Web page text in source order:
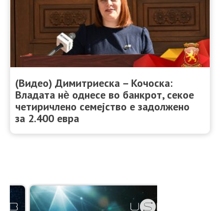
(Видео) Димитриеска – Кочоска:
Владата нѐ однесе во банкрот, секое
четиричлено семејство е задолжено
за 2.400 евра